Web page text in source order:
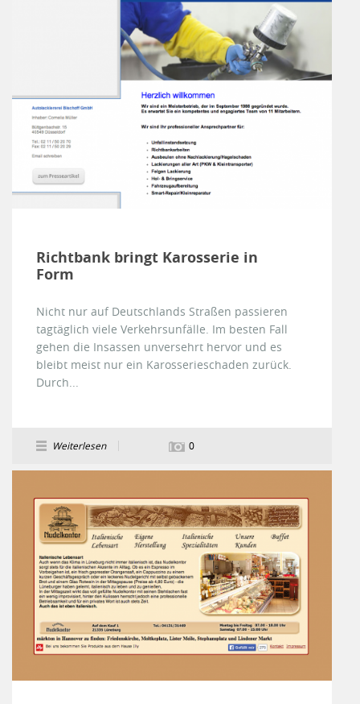
Richtbank bringt Karosserie in
Form
Nicht nur auf Deutschlands Straßen passieren
tagtäglich viele Verkehrsunfälle. Im besten Fall
gehen die Insassen unversehrt hervor und es
bleibt meist nur ein Karosserieschaden zurück.
Durch...
Weiterlesen 0